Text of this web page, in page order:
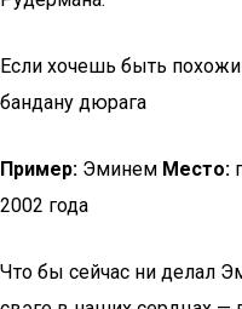
Если хочешь быть
бандану дюрага
Пример: Эминем Место:
2002 года
Что бы сейчас ни делал